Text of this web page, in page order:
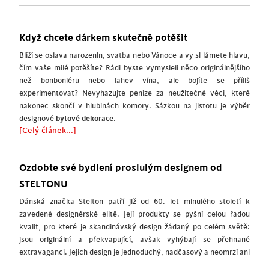
Když chcete dárkem skutečně potěšit
Blíží se oslava narozenin, svatba nebo Vánoce a vy si lámete hlavu,
čím vaše milé potěšíte? Rádi byste vymysleli něco originálnějšího
než bonboniéru nebo lahev vína, ale bojíte se příliš
experimentovat? Nevyhazujte peníze za neužitečné věci, které
nakonec skončí v hlubinách komory. Sázkou na jistotu je výběr
designové bytové dekorace.
[Celý článek...]
Ozdobte své bydlení proslulým designem od
STELTONU
Dánská značka Stelton patří již od 60. let minulého století k
zavedené designérské elitě. Její produkty se pyšní celou řadou
kvalit, pro které je skandinávský design žádaný po celém světě:
jsou originální a překvapující, avšak vyhýbají se přehnané
extravaganci. Jejich design je jednoduchý, nadčasový a neomrzí ani